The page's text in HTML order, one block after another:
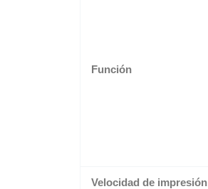
Función
Velocidad de impresión